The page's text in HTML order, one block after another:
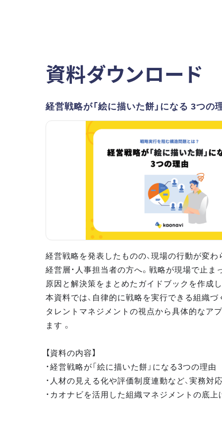
資料ダウンロード
経営戦略が「絵に描いた餅」になる 3つの
経営戦略を発表したものの、現場の行動が変
経営層・人事担当者の方へ。戦略が現場で止
原因と解決策をまとめたガイドブックを作成
本資料では、自律的に戦略を実行できる組織づ
タレントマネジメントの視点から具体的なア
ます 。
【資料の内容】
・経営戦略が「絵に描いた餅」になる3つの理由
・人材の見える化や評価制度連動など、実務対
・カオナビを活用した組織マネジメントの底上